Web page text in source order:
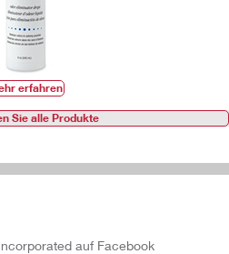
erfahren
Sie alle Produkte
auf Facebook